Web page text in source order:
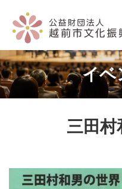
へ
ス
キ
ッ
プ
ョ
ン
に
移
動
イベ
三田村